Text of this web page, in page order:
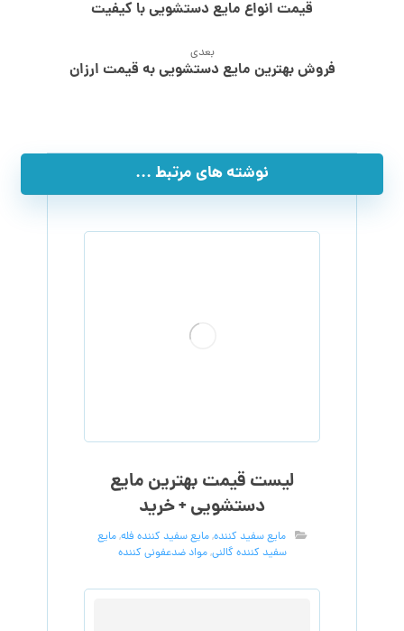
قیمت انواع مایع دستشویی با کیفیت
بعدی
فروش بهترین مایع دستشویی به قیمت ارزان
نوشته های مرتبط ...
لیست قیمت بهترین مایع
دستشویی + خرید
مایع سفید کننده,مایع سفید کننده فله,مایع
سفید کننده گالنی,مواد ضدعفونی کننده